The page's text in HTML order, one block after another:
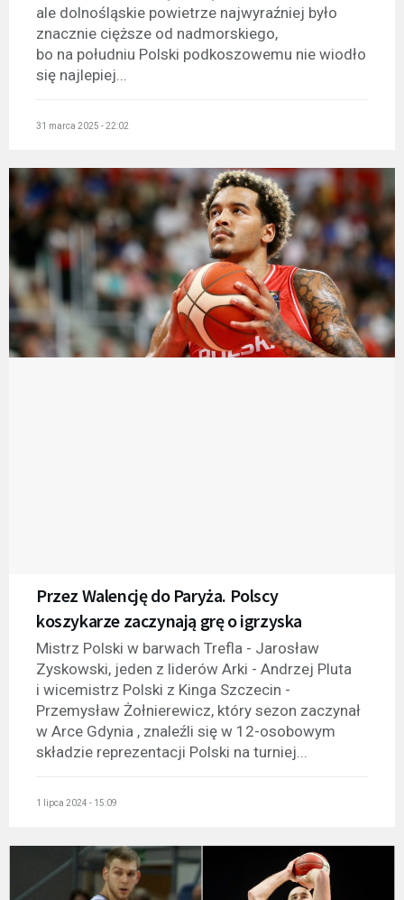
ale dolnośląskie powietrze najwyraźniej było
znacznie cięższe od nadmorskiego,
bo na południu Polski podkoszowemu nie wiodło
się najlepiej...
31 marca 2025 - 22:02
Przez Walencję do Paryża. Polscy
koszykarze zaczynają grę o igrzyska
Mistrz Polski w barwach Trefla - Jarosław
Zyskowski, jeden z liderów Arki - Andrzej Pluta
i wicemistrz Polski z Kinga Szczecin -
Przemysław Żołnierewicz, który sezon zaczynał
w Arce Gdynia , znaleźli się w 12-osobowym
składzie reprezentacji Polski na turniej...
1 lipca 2024 - 15:09